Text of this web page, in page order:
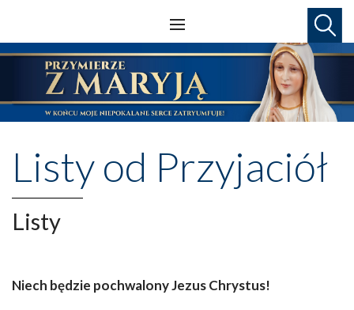
Listy od Przyjaciół
Listy
Niech będzie pochwalony Jezus Chrystus!